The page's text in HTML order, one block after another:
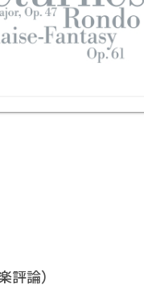
評論）